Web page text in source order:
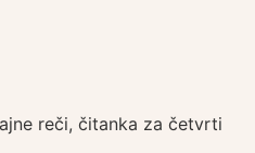
reči, čitanka za četvrti